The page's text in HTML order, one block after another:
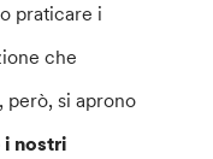
praticare i
che
però, si aprono
i nostri